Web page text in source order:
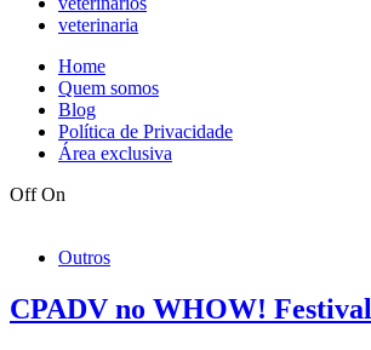
veterinaria
Home
Quem somos
Blog
Política de Privacidade
Área exclusiva
Off On
Outros
CPADV no WHOW! Festival